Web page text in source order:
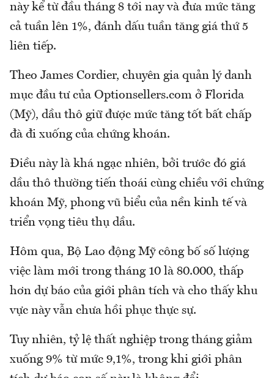
này kể từ đầu tháng 8 tới nay và đưa mức tăng
cả tuần lên 1%, đánh dấu tuần tăng giá thứ 5
liên tiếp.
Theo James Cordier, chuyên gia quản lý danh
mục đầu tư của Optionsellers.com ở Florida
(Mỹ), dầu thô giữ được mức tăng tốt bất chấp
đà đi xuống của chứng khoán.
Điều này là khá ngạc nhiên, bởi trước đó giá
dầu thô thường tiến thoái cùng chiều với chứng
khoán Mỹ, phong vũ biểu của nền kinh tế và
triển vọng tiêu thụ dầu.
Hôm qua, Bộ Lao động Mỹ công bố số lượng
việc làm mới trong tháng 10 là 80.000, thấp
hơn dự báo của giới phân tích và cho thấy khu
vực này vẫn chưa hồi phục thực sự.
Tuy nhiên, tỷ lệ thất nghiệp trong tháng giảm
xuống 9% từ mức 9,1%, trong khi giới phân